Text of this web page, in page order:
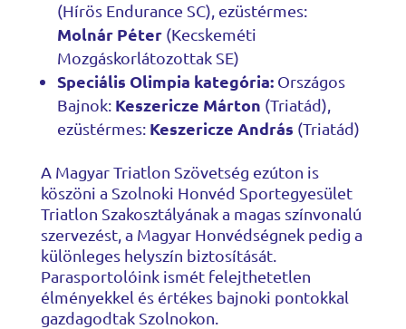
(Hírös Endurance SC), ezüstérmes:
Molnár Péter(Kecskeméti
Mozgáskorlátozottak SE)
Speciális Olimpia kategória:Országos
Bajnok: Keszericze Márton (Triatád),
ezüstérmes: Keszericze András (Triatád)
A Magyar Triatlon Szövetség ezúton is
köszöni a Szolnoki Honvéd Sportegyesület
Triatlon Szakosztályának a magas színvonalú
szervezést, a Magyar Honvédségnek pedig a
különleges helyszín biztosítását.
Parasportolóink ismét felejthetetlen
élményekkel és értékes bajnoki pontokkal
gazdagodtak Szolnokon.